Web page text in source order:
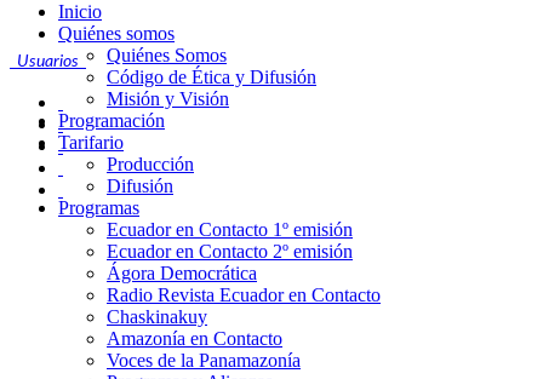
Usuarios
Inicio
Quiénes somos
Quiénes Somos
Código de Ética y Difusión
Misión y Visión
Programación
Tarifario
Producción
Difusión
Programas
Ecuador en Contacto 1º emisión
Ecuador en Contacto 2º emisión
Ágora Democrática
Radio Revista Ecuador en Contacto
Chaskinakuy
Amazonía en Contacto
Voces de la Panamazonía